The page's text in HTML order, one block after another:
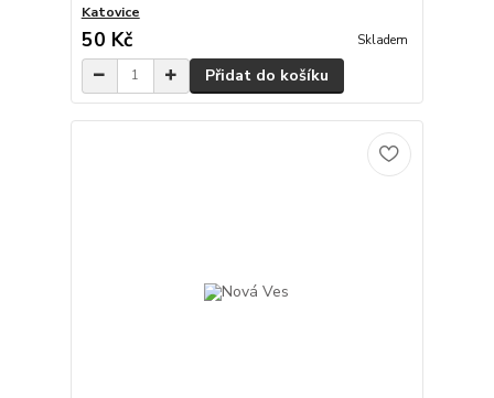
Katovice
50 Kč Skladem
Přidat do košíku